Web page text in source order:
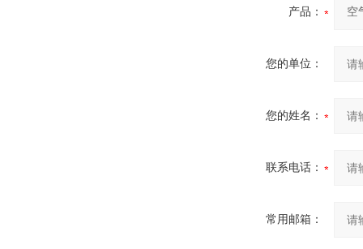
产品：
您的单位：
您的姓名：
联系电话：
常用邮箱：